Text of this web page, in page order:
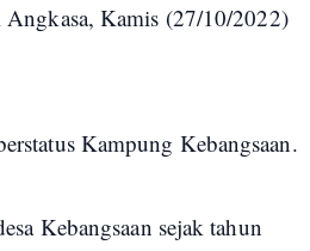
Kamis (27/10/2022)
Kampung Kebangsaan.
Kebangsaan sejak tahun